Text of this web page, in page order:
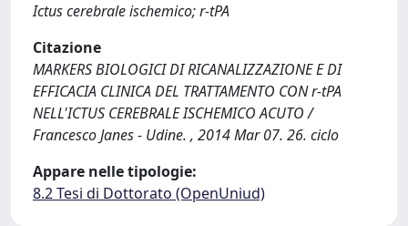
Ictus cerebrale ischemico; r-tPA
Citazione
MARKERS BIOLOGICI DI RICANALIZZAZIONE E DI
EFFICACIA CLINICA DEL TRATTAMENTO CON r-tPA
NELL'ICTUS CEREBRALE ISCHEMICO ACUTO /
Francesco Janes - Udine. , 2014 Mar 07. 26. ciclo
Appare nelle tipologie:
8.2 Tesi di Dottorato (OpenUniud)